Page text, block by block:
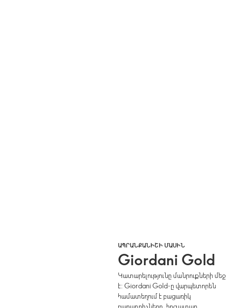
ԱՊՐԱՆՔԱՆԻՇԻ ՄԱՍԻՆ
Giordani Gold
Կատարելությունը մանրուքների մեջ
է: Giordani Gold-ը վարպետորեն
համատեղում է բացառիկ